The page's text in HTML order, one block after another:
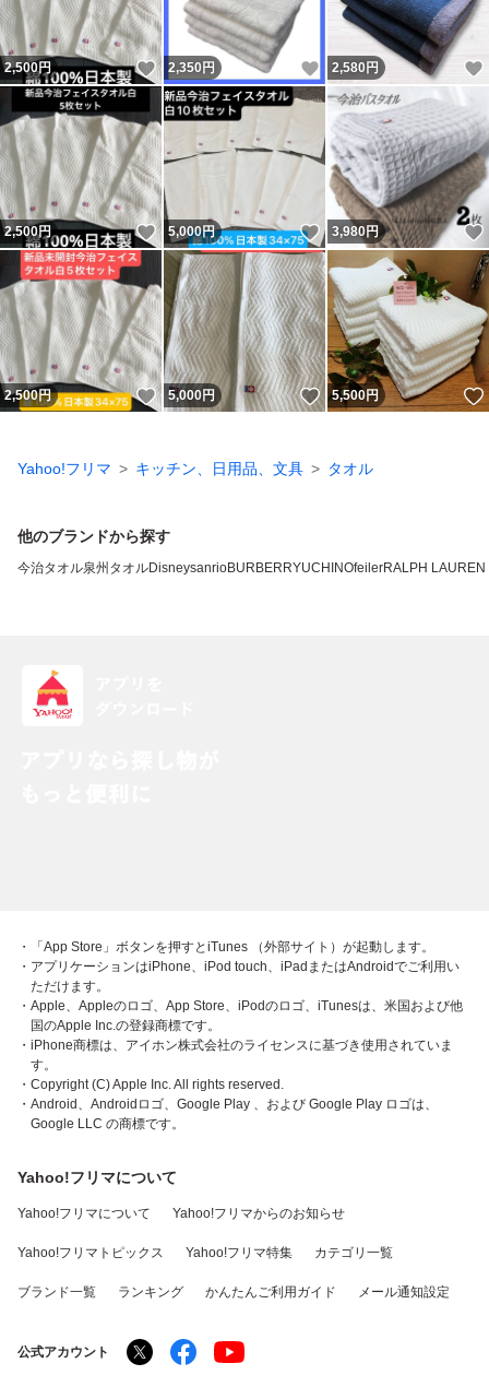
2,500円 いいね！
2,350 円 いいね！
2,580 円
2,500円 いいね！
5,000円 いいね！
3,980円
2,500円 いいね！
5,000円 いいね！
5,500円
Yahoo!フリマ キッチン、日用品、文具 タオル
他のブランドから探す
今治タオル泉州タオルDisneysanrioBURBERRYUCHINOfeilerRALPH LAUREN
・「App Store」ボタンを押すとiTunes （外部サイト）が起動します。
・アプリケーションはiPhone、iPod touch、iPadまたはAndroidでご利用い
ただけます。
・Apple、Appleのロゴ、App Store、iPodのロゴ、iTunesは、米国および他
国のApple Inc.の登録商標です。
・iPhone商標は、アイホン株式会社のライセンスに基づき使用されていま
す。
・Copyright (C) Apple Inc. All rights reserved.
・Android、Androidロゴ、Google Play 、および Google Play ロゴは、
Google LLC の商標です。
Yahoo!フリマについて
Yahoo!フリマについて Yahoo!フリマからのお知らせ
Yahoo!フリマトピックス Yahoo!フリマ特集 カテゴリ一覧
ブランド一覧 ランキング かんたんご利用ガイド メール通知設定
公式アカウント